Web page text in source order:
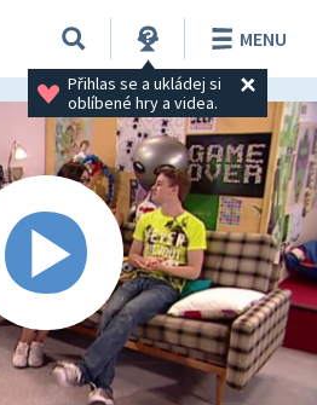
Přihlas se a ukládej si
oblíbené hry a videa.
MENU